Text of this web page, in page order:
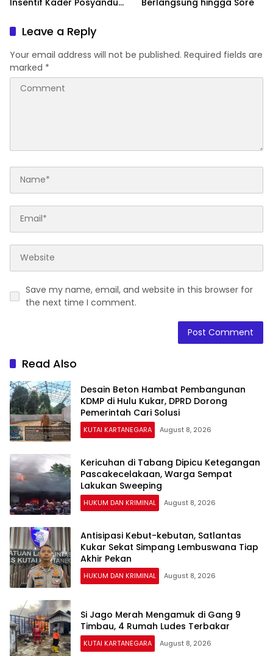
Leave a Reply
Your email address will not be published. Required fields are
marked *
Save my name, email, and website in this browser for
the next time I comment.
Read Also
Desain Beton Hambat Pembangunan
KDMP di Hulu Kukar, DPRD Dorong
Pemerintah Cari Solusi
KUTAI KARTANEGARA August 8, 2026
Kericuhan di Tabang Dipicu Ketegangan
Pascakecelakaan, Warga Sempat
Lakukan Sweeping
HUKUM DAN KRIMINAL August 8, 2026
Antisipasi Kebut-kebutan, Satlantas
Kukar Sekat Simpang Lembuswana Tiap
Akhir Pekan
HUKUM DAN KRIMINAL August 8, 2026
Si Jago Merah Mengamuk di Gang 9
Timbau, 4 Rumah Ludes Terbakar
KUTAI KARTANEGARA August 8, 2026